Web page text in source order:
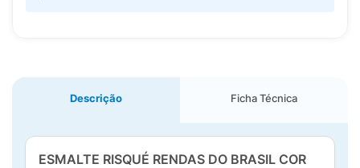
Descrição Ficha Técnica
ESMALTE RISQUÉ RENDAS DO BRASIL COR